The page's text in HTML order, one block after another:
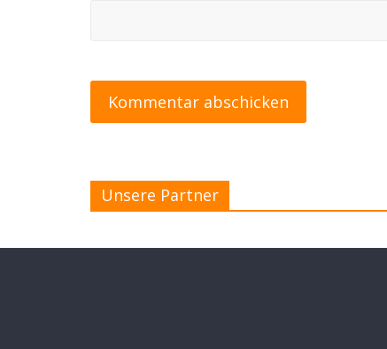
Unsere Partner